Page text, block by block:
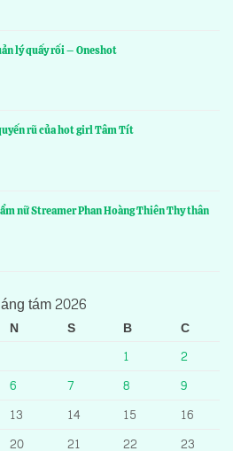
lý quấy rối – Oneshot
rũ của hot girl Tâm Tít
nữ Streamer Phan Hoàng Thiên Thy thân
tám 2026
N S B
C
1
2
6 7 8
9
13 14 15
16
20 21 22
23